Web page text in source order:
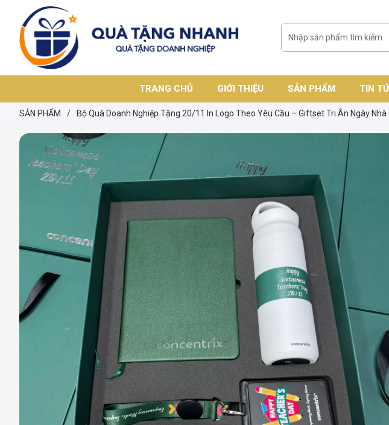
TRANG CHỦ GIỚI THIỆU SẢN PHẨM TIN
SẢN PHẨM / Bộ Quà Doanh Nghiệp Tặng 20/11 In Logo Theo Yêu Cầu – Giftset Tri Ân Ngày Nhà